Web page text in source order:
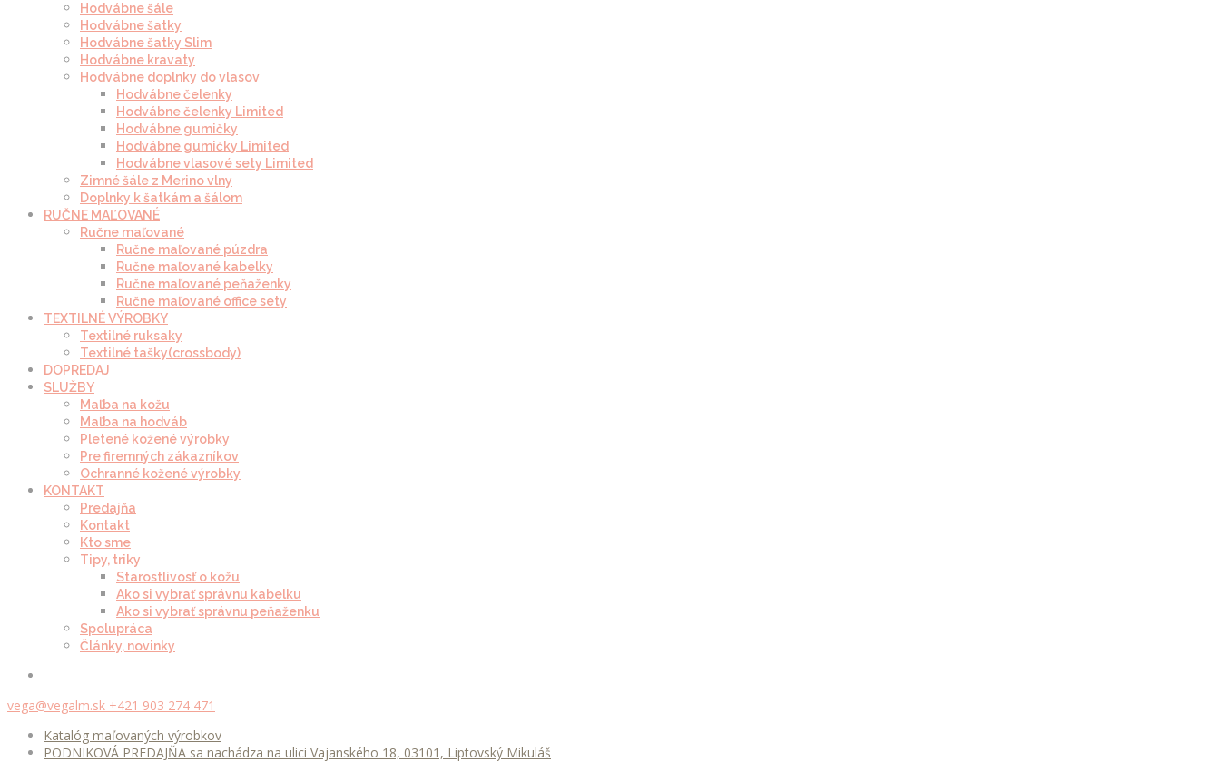
Hodvábne šále
Hodvábne šatky
Hodvábne šatky Slim
Hodvábne kravaty
Hodvábne doplnky do vlasov
Hodvábne čelenky
Hodvábne čelenky Limited
Hodvábne gumičky
Hodvábne gumičky Limited
Hodvábne vlasové sety Limited
Zimné šále z Merino vlny
Doplnky k šatkám a šálom
RUČNE MAĽOVANÉ
Ručne maľované
Ručne maľované púzdra
Ručne maľované kabelky
Ručne maľované peňaženky
Ručne maľované office sety
TEXTILNÉ VÝROBKY
Textilné ruksaky
Textilné tašky(crossbody)
DOPREDAJ
SLUŽBY
Maľba na kožu
Maľba na hodváb
Pletené kožené výrobky
Pre firemných zákazníkov
Ochranné kožené výrobky
KONTAKT
Predajňa
Kontakt
Kto sme
Tipy, triky
Starostlivosť o kožu
Ako si vybrať správnu kabelku
Ako si vybrať správnu peňaženku
Spolupráca
Články, novinky
vega@vegalm.sk +421 903 274 471
Katalóg maľovaných výrobkov
PODNIKOVÁ PREDAJŇA sa nachádza na ulici Vajanského 18, 03101, Liptovský Mikuláš